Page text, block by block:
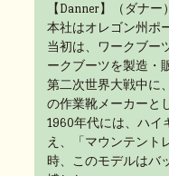
【Danner】（ダナー
本社はオレゴン州ポ
当初は、ワークブー
ークブーツを製造・
第二次世界大戦中に
の作業靴メーカーと
1960年代には、ハイ
え、「マウンテント
時、このモデルはバ